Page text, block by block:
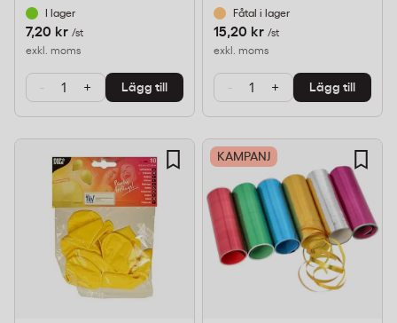
I lager
7,20 kr /st
exkl. moms
- + Lägg till
Fåtal i lager
15,20 kr /st
exkl. moms
- + Lägg till
KAMPANJ